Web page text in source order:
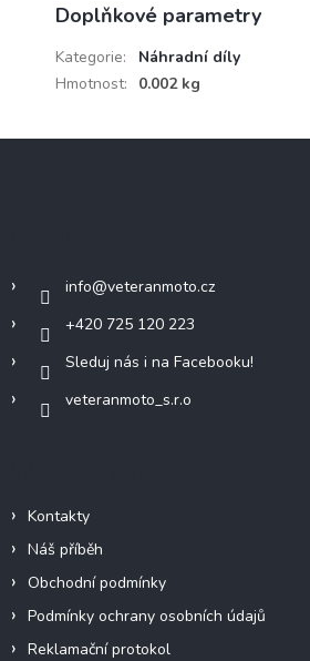
Doplňkové parametry
Kategorie:
Náhradní díly
Hmotnost: 0.002 kg
info@veteranmoto.cz
+420 725 120 223
Sleduj nás i na Facebooku!
veteranmoto_s.r.o
Kontakty
Náš příběh
Obchodní podmínky
Podmínky ochrany osobních údajů
Reklamační protokol